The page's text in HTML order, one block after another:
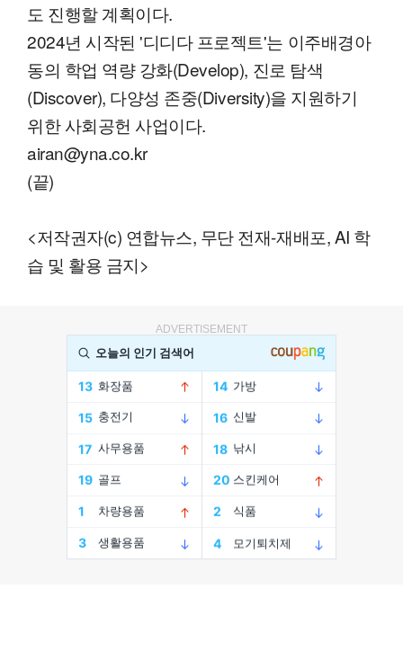
도 진행할 계획이다.
2024년 시작된 '디디다 프로젝트'는 이주배경아
동의 학업 역량 강화(Develop), 진로 탐색
(Discover), 다양성 존중(Diversity)을 지원하기
위한 사회공헌 사업이다.
airan@yna.co.kr
(끝)
<저작권자(c) 연합뉴스, 무단 전재-재배포, AI 학
습 및 활용 금지>
ADVERTISEMENT